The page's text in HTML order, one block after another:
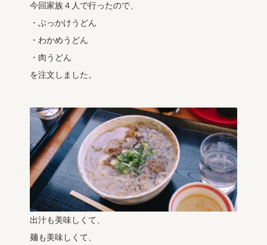
今回家族４人で行ったので、
・ぶっかけうどん
・わかめうどん
・肉うどん
を注文しました。
出汁も美味しくて、
麺も美味しくて、